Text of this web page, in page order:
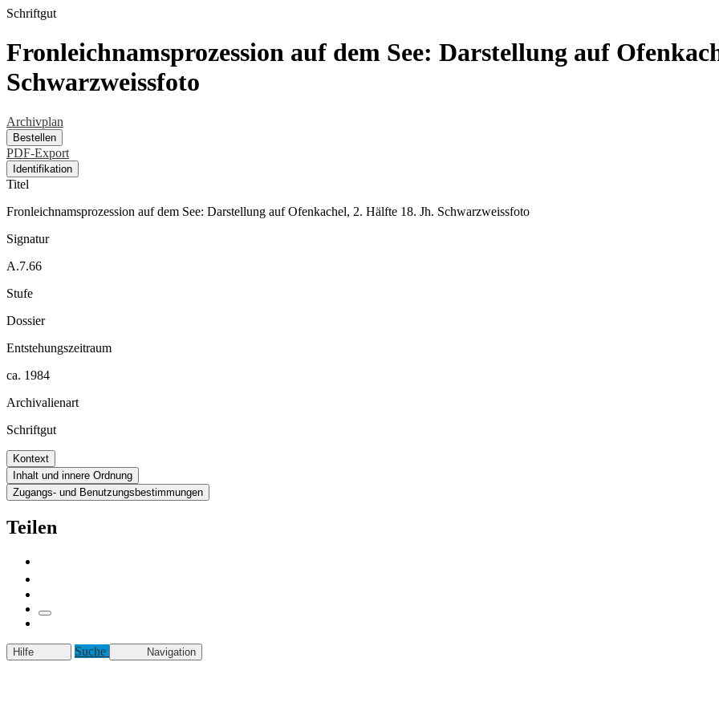
Schriftgut
Fronleichnamsprozession auf dem See: Darstellung auf
Schwarzweissfoto
Archivplan
Bestellen
PDF-Export
Identifikation
Titel
Fronleichnamsprozession auf dem See: Darstellung auf Ofenkachel, 2. Hälfte 18. Jh. Schwarzweissfoto
Signatur
A.7.66
Stufe
Dossier
Entstehungszeitraum
ca. 1984
Archivalienart
Schriftgut
Kontext
Inhalt und innere Ordnung
Zugangs- und Benutzungsbestimmungen
Teilen
Hilfe Suche Navigation